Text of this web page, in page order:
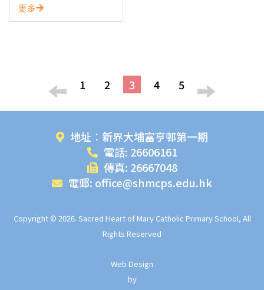
更多
1 2 3 4 5
地址︰新界大埔富亨邨第一期
電話: 26606161
傳真: 26667048
電郵: office@shmcps.edu.hk
Copyright © 2026. Sacred Heart of Mary Catholic Primary School, All
Rights Reserved
Web Design
by